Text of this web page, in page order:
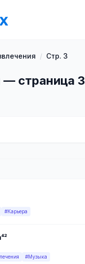
/ Стр. 3
страница 3
#Карьера
#Музыка